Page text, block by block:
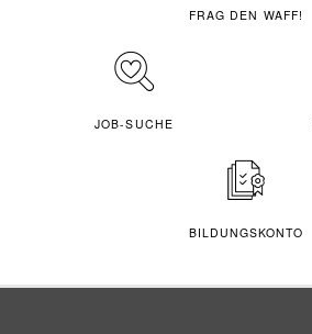
JOB-SUCHE
FRAG DEN WAFF!
BILDUNGSKONTO